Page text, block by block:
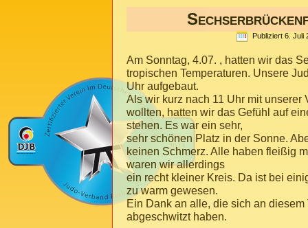
Publiziert 6. Juli
Am Sonntag, 4.07. , hatten wir das
tropischen Temperaturen. Unsere
Uhr aufgebaut.
Als wir kurz nach 11 Uhr mit unserer
wollten, hatten wir das Gefühl auf
stehen. Es war ein sehr,
sehr schönen Platz in der Sonne.
keinen Schmerz. Alle haben fleißig
waren wir allerdings
ein recht kleiner Kreis. Da ist bei
zu warm gewesen.
Ein Dank an alle, die sich an diesem
abgeschwitzt haben.